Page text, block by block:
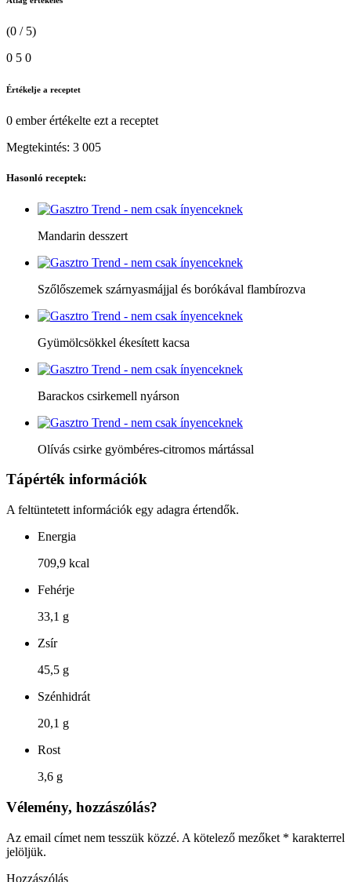
(0 / 5)
0 5 0
Értékelje a receptet
0 emberértékelte ezt a receptet
Megtekintés: 3 005
Hasonló receptek:
Mandarin desszert
Szőlőszemek szárnyasmájjal és borókával flambírozva
Gyümölcsökkel ékesített kacsa
Barackos csirkemell nyárson
Olívás csirke gyömbéres-citromos mártással
Tápérték információk
A feltüntetett információk egy adagra értendők.
Energia
709,9 kcal
Fehérje
33,1 g
Zsír
45,5 g
Szénhidrát
20,1 g
Rost
3,6 g
Vélemény, hozzászólás?
Az email címet nem tesszük közzé. A kötelező mezőket * karakterrel
jelöljük.
Hozzászólás